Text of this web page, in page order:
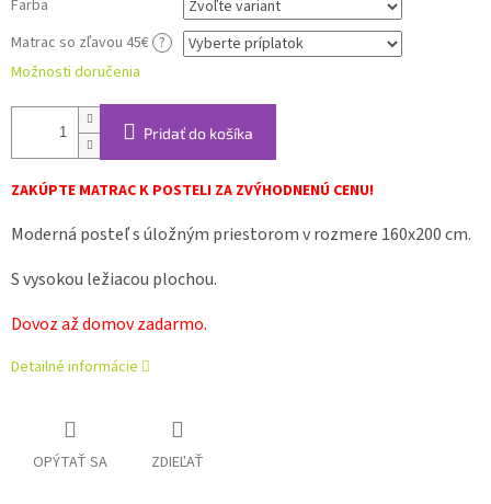
Farba
Matrac so zľavou 45€ ?
Možnosti doručenia
Pridať do košíka
ZAKÚPTE MATRAC K POSTELI ZA ZVÝHODNENÚ CENU!
Moderná posteľ s úložným priestorom v rozmere 160x200 cm.
S vysokou ležiacou plochou.
Dovoz až domov zadarmo.
Detailné informácie
OPÝTAŤ SA ZDIEĽAŤ